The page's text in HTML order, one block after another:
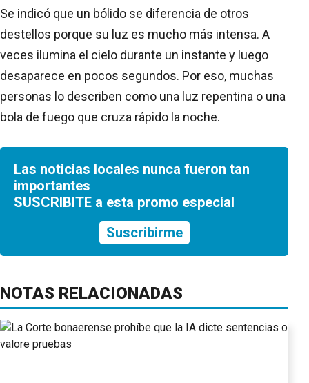
Se indicó que un bólido se diferencia de otros
destellos porque su luz es mucho más intensa. A
veces ilumina el cielo durante un instante y luego
desaparece en pocos segundos. Por eso, muchas
personas lo describen como una luz repentina o una
bola de fuego que cruza rápido la noche.
Las noticias locales nunca fueron tan
importantes
SUSCRIBITE a esta promo especial
Suscribirme
NOTAS RELACIONADAS